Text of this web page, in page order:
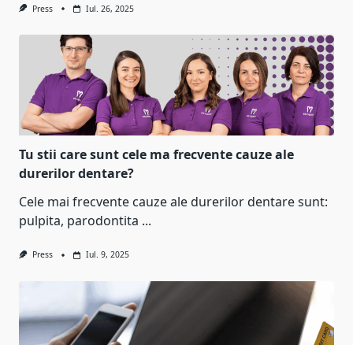
Press Iul. 26, 2025
Tu stii care sunt cele ma frecvente cauze ale
durerilor dentare?
Cele mai frecvente cauze ale durerilor dentare sunt:
pulpita, parodontita ...
Press Iul. 9, 2025